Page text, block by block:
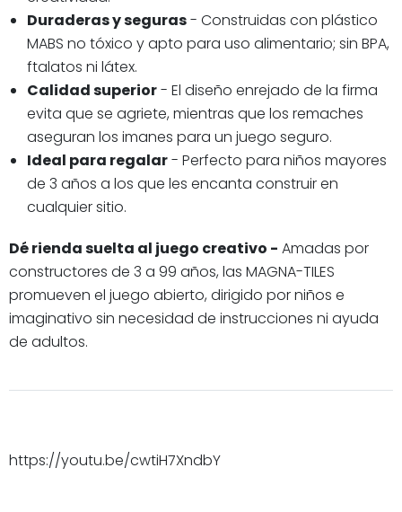
Duraderas y seguras- Construidas con plástico
MABS no tóxico y apto para uso alimentario; sin BPA,
ftalatos ni látex.
Calidad superior- El diseño enrejado de la firma
evita que se agriete, mientras que los remaches
aseguran los imanes para un juego seguro.
Ideal para regalar- Perfecto para niños mayores
de 3 años a los que les encanta construir en
cualquier sitio.
Dé rienda suelta al juego creativo - Amadas por
constructores de 3 a 99 años, las MAGNA-TILES
promueven el juego abierto, dirigido por niños e
imaginativo sin necesidad de instrucciones ni ayuda
de adultos.
https://youtu.be/cwtiH7XndbY